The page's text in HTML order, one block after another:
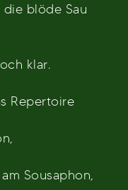
blöde Sau
klar.
Repertoire
Sousaphon,